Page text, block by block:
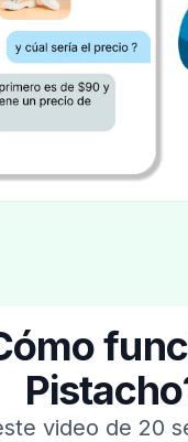
video de 20